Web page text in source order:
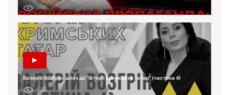
142
Валерій Возгрін: шлях до “Історії кримських татар” (частина 4)
132